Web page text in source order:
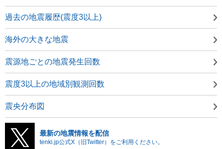
過去の地震履歴(震度3以上)
海外の大きな地震
震源地ごとの地震発生回数
震度3以上の地域別観測回数
震央分布図
最新の地震情報を配信
tenki.jp公式X（旧Twitter）をご利用ください。